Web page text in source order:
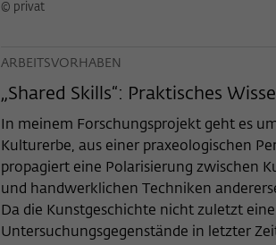
© privat
ARBEITSVORHABEN
„Shared Skills“: Praktisches
In meinem Forschungsprojekt geht es
Kulturerbe, aus einer praxeologischen
propagiert eine Polarisierung zwischen
und handwerklichen Techniken
Da die Kunstgeschichte nicht zuletzt
Untersuchungsgegenstände in letzter